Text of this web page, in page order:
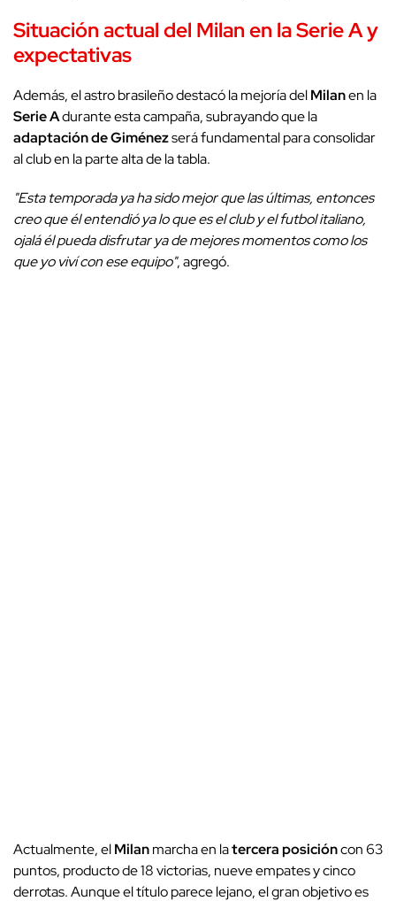
Situación actual del Milan en la Serie A y
expectativas
Además, el astro brasileño destacó la mejoría delMilanen la
Serie Adurante esta campaña, subrayando que la
adaptación de Giménezserá fundamental para consolidar
al club en la parte alta de la tabla.
"Esta temporada ya ha sido mejor que las últimas, entonces
creo que él entendió ya lo que es el club y el futbol italiano,
ojalá él pueda disfrutar ya de mejores momentos como los
que yo viví con ese equipo", agregó.
Actualmente, elMilanmarcha en latercera posicióncon 63
puntos, producto de 18 victorias, nueve empates y cinco
derrotas. Aunque el título parece lejano, el gran objetivo es